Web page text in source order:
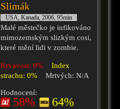
Slimák
USA, Kanada, 2006, 95min
Malé městečko je infikováno
mimozemským slizkým cosi,
které mění lidi v zombie.
Krvavost: 0%
Index
strachu: 0%
Mrtvých: N/A
Hodnocení:
58% 64%